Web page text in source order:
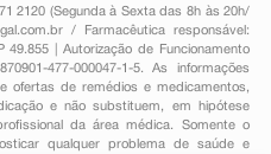
2120 (Segunda à Sexta das 8h às 20h/
/ Farmacêutica responsável:
| Autorização de Funcionamento
477-000047-1-5. As informações
ofertas de remédios e medicamentos,
e não substituem, em hipótese
da área médica. Somente o
qualquer problema de saúde e